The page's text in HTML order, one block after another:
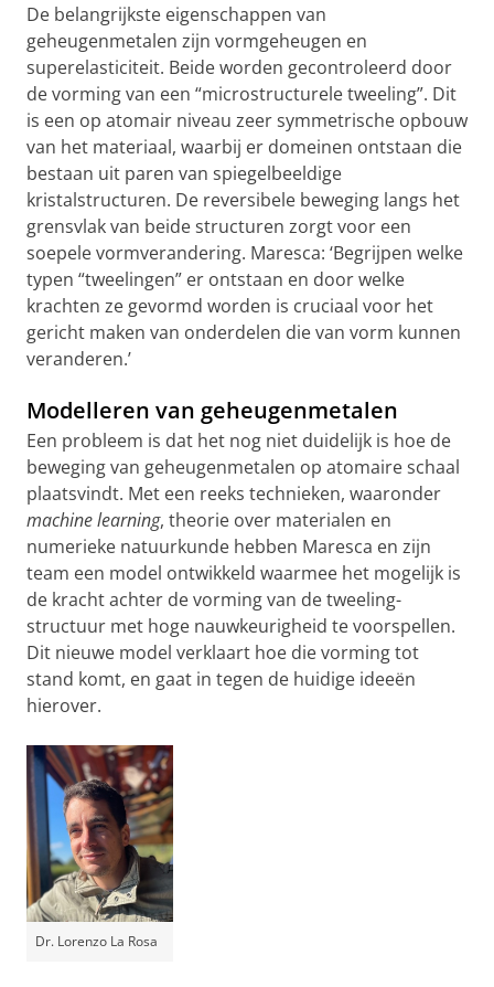
De belangrijkste eigenschappen van
geheugenmetalen zijn vormgeheugen en
superelasticiteit. Beide worden gecontroleerd door
de vorming van een “microstructurele tweeling”. Dit
is een op atomair niveau zeer symmetrische opbouw
van het materiaal, waarbij er domeinen ontstaan die
bestaan uit paren van spiegelbeeldige
kristalstructuren. De reversibele beweging langs het
grensvlak van beide structuren zorgt voor een
soepele vormverandering. Maresca: ‘Begrijpen welke
typen “tweelingen” er ontstaan en door welke
krachten ze gevormd worden is cruciaal voor het
gericht maken van onderdelen die van vorm kunnen
veranderen.’
Modelleren van geheugenmetalen
Een probleem is dat het nog niet duidelijk is hoe de
beweging van geheugenmetalen op atomaire schaal
plaatsvindt. Met een reeks technieken, waaronder
machine learning, theorie over materialen en
numerieke natuurkunde hebben Maresca en zijn
team een model ontwikkeld waarmee het mogelijk is
de kracht achter de vorming van de tweeling-
structuur met hoge nauwkeurigheid te voorspellen.
Dit nieuwe model verklaart hoe die vorming tot
stand komt, en gaat in tegen de huidige ideeën
hierover.
Dr. Lorenzo La Rosa